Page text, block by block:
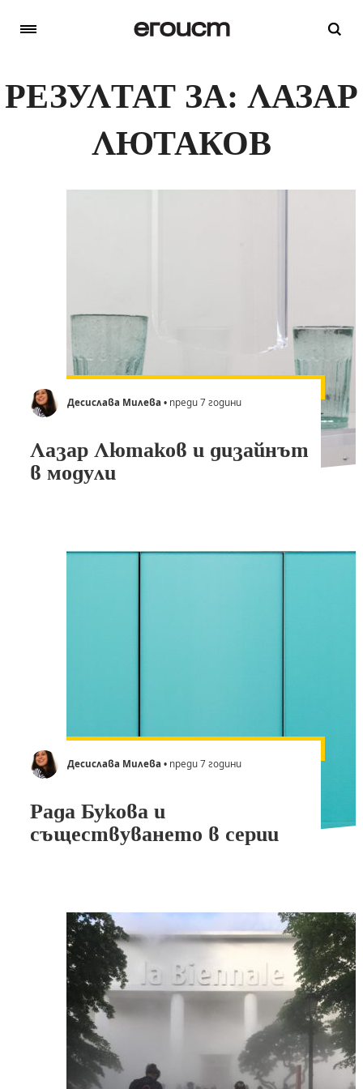
РЕЗУЛТАТ ЗА: ЛАЗАР
ЛЮТАКОВ
Десислава Милева • преди 7 години
Лазар Лютаков и дизайнът
в модули
Десислава Милева • преди 7 години
Рада Букова и
съществуването в серии